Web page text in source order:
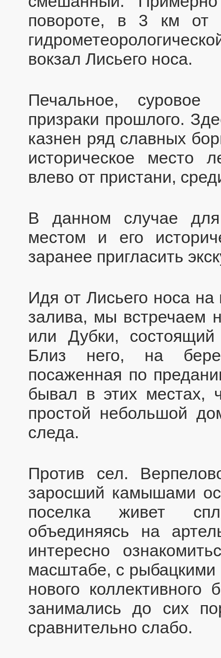
повороте, в 3 км от
вокзал Лисьего носа.
Печальное,
призраки прошлого.
казнен ряд славных
историческое место
влево от пристани,
В данном случае для
местом и его
заранее пригласить
Идя от Лисьего носа
залива, мы встречаем
или Дубки, состоящий
Близ него, на
посаженная по
бывал в этих местах,
простой небольшой
следа.
Против сел.
заросший камышами
поселка живет
объединяясь на
интересно
масштабе, с рыбацкими
нового
занимались до сих
сравнительно слабо.